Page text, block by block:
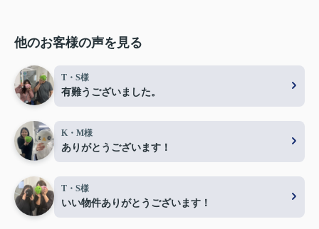
他のお客様の声を見る
T・S様
有難うございました。
K・M様
ありがとうございます！
T・S様
いい物件ありがとうございます！